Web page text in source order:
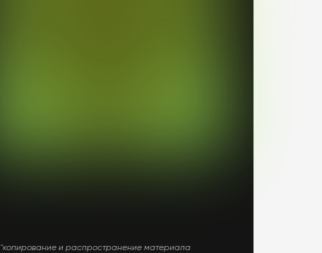
"копирование и распространение материала